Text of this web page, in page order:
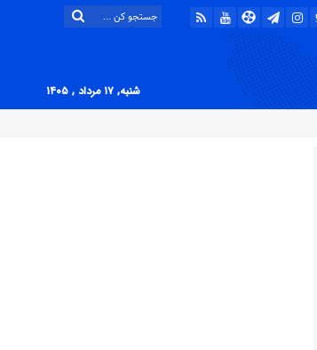
شنبه, ۱۷ مرداد , ۱۴۰۵